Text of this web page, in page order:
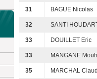
31 BAGUE Nicolas
32 SANTI
33 DOUILLET Eric
33 MANGANE
35 MARCHAL